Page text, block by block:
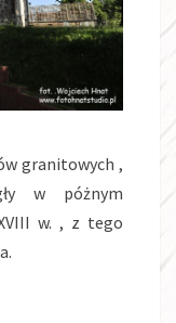
granitowych ,
w póżnym
w. , z tego